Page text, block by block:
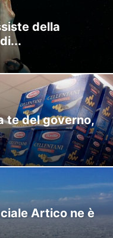
della
te del governo,
Artico ne è